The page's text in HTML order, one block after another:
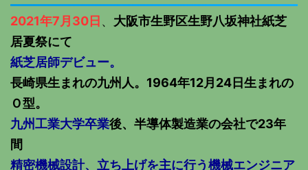
2021年7月30日 、 大阪市生野区生野八坂神社紙芝
居夏祭にて
紙芝居師デビュー。
長崎県生まれの九州人。1964年12月24日生まれの
Ｏ型。
九州工業大学卒業後、半導体製造業の会社で23年
間
精密機械設計、立ち上げを主に行う機械エンジニア